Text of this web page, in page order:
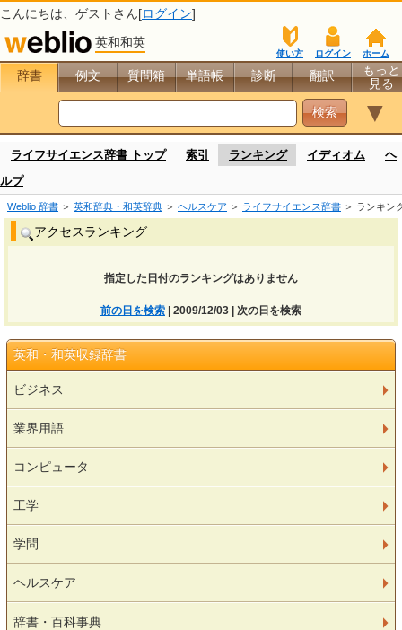
こんにちは、 ゲスト さん[ログイン]
英和和英
ホーム
ログイン
使い方
辞書 例文 質問箱 単語帳 診断 翻訳
もっと
見る
▼
ライフサイエンス辞書 トップ 索引 ランキング イディオム
ヘ
ルプ
Weblio 辞書 ＞ 英和辞典・和英辞典 ＞ ヘルスケア ＞ ライフサイエンス辞書 ＞ ランキン
アクセスランキング
指定した日付のランキングはありません
前の日を検索 | 2009/12/03 | 次の日を検索
英和・和英収録辞書
ビジネス
業界用語
コンピュータ
工学
学問
ヘルスケア
辞書・百科事典